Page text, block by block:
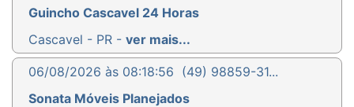
Guincho Cascavel 24 Horas
Cascavel - PR - ver mais...
06/08/2026 às 08:18:56 (49) 98859-31...
Sonata Móveis Planejados